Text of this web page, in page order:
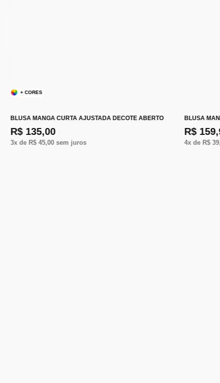
+ CORES
BLUSA MANGA CURTA AJUSTADA DECOTE ABERTO
R$ 135,00
3x de R$ 45,00sem juros
BLUSA
R$
4x de R$